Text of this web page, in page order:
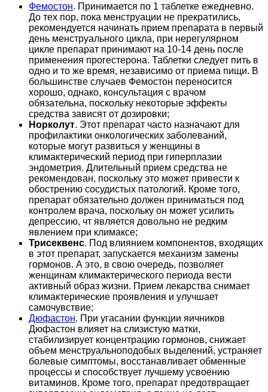
Фемостон. Принимается по 1 таблетке ежедневно.
До тех пор, пока менструации не прекратились,
рекомендуется начинать прием препарата в первый
день менструального цикла, при нерегулярном
цикле препарат принимают на 10-14 день после
применения прогестерона. Таблетки следует пить в
одно и то же время, независимо от приема пищи. В
большинстве случаев Фемостон переносится
хорошо, однако, консультация с врачом
обязательна, поскольку некоторые эффекты
средства зависят от дозировки;
Норколут. Этот препарат часто назначают для
профилактики онкологических заболеваний,
которые могут развиться у женщины в
климактерический период при гиперплазии
эндометрия. Длительный прием средства не
рекомендован, поскольку это может привести к
обострению сосудистых патологий. Кроме того,
препарат обязательно должен приниматься под
контролем врача, поскольку он может усилить
депрессию, чт является довольно не редким
явлением при климаксе;
Трисеквенс. Под влиянием компонентов, входящих
в этот препарат, запускается механизм замены
гормонов. А это, в свою очередь, позволяет
женщинам климактерического периода вести
активный образ жизни. Прием лекарства снимает
климактерические проявления и улучшает
самочувствие;
Дюфастон. При угасании функции яичников
Дюфастон влияет на слизистую матки,
стабилизирует концентрацию гормонов, снижает
объем менструальноподобых выделений, устраняет
болевые симптомы, восстанавливает обменные
процессы и способствует лучшему усвоению
витаминов. Кроме того, препарат предотвращает